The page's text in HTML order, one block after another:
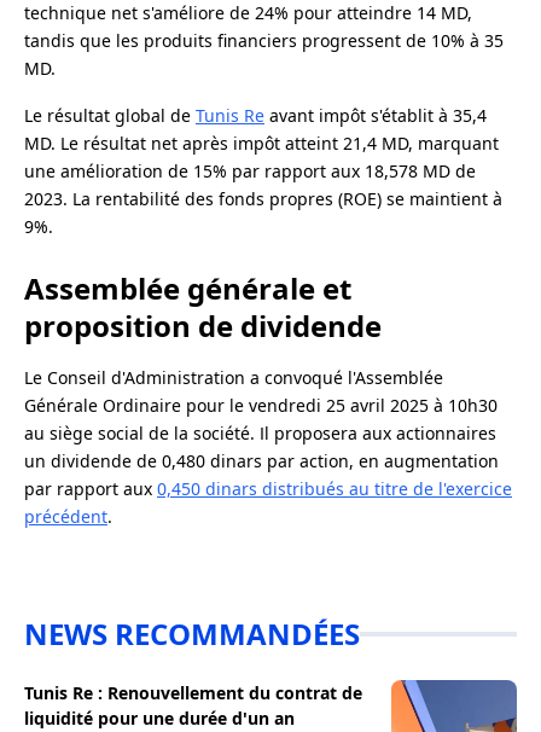
technique net s'améliore de 24% pour atteindre 14 MD,
tandis que les produits financiers progressent de 10% à 35
MD.
Le résultat global de Tunis Re avant impôt s'établit à 35,4
MD. Le résultat net après impôt atteint 21,4 MD, marquant
une amélioration de 15% par rapport aux 18,578 MD de
2023. La rentabilité des fonds propres (ROE) se maintient à
9%.
Assemblée générale et
proposition de dividende
Le Conseil d'Administration a convoqué l'Assemblée
Générale Ordinaire pour le vendredi 25 avril 2025 à 10h30
au siège social de la société. Il proposera aux actionnaires
un dividende de 0,480 dinars par action, en augmentation
par rapport aux 0,450 dinars distribués au titre de l'exercice
précédent.
NEWS RECOMMANDÉES
Tunis Re : Renouvellement du contrat de
liquidité pour une durée d'un an